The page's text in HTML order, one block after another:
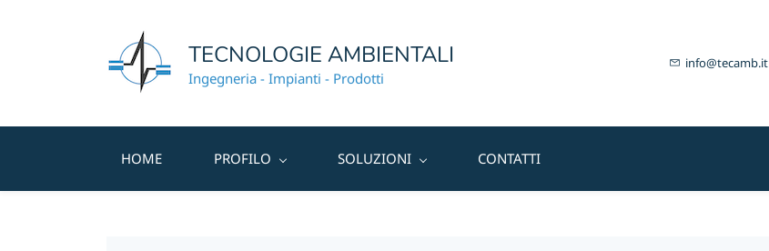
TECNOLOGIE AMBIENTALI
Ingegneria - Impianti - Prodotti
info@tecamb.it
HOME PROFILO SOLUZIONI CONTATTI